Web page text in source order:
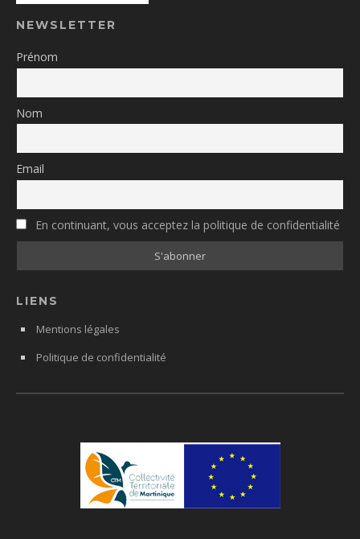
NEWSLETTER
Prénom
Nom
Email
En continuant, vous acceptez la politique de confidentialité
LIENS
Mentions légales
Politique de confidentialité